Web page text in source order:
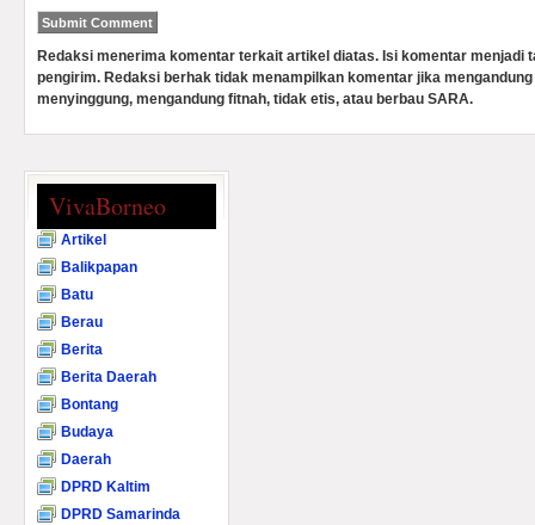
Redaksi menerima komentar terkait artikel diatas. Isi komentar menjadi
pengirim. Redaksi berhak tidak menampilkan komentar jika
menyinggung, mengandung fitnah, tidak etis, atau berbau SARA.
VivaBorneo
Artikel
Balikpapan
Batu
Berau
Berita
Berita Daerah
Bontang
Budaya
Daerah
DPRD Kaltim
DPRD Samarinda